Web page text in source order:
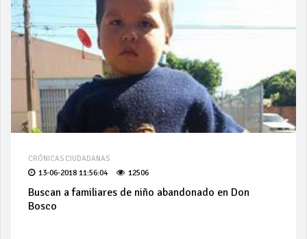
CRÓNICAS CIUDADANAS
13-06-2018 11:56:04 12506
Buscan a familiares de niño abandonado en Don
Bosco